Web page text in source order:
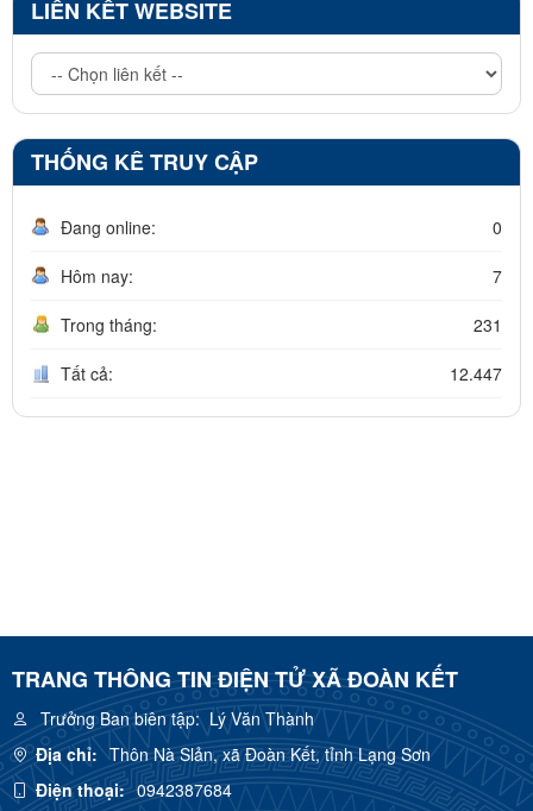
LIÊN KẾT WEBSITE
THỐNG KÊ TRUY CẬP
Đang online: 0
Hôm nay: 7
Trong tháng: 231
Tất cả: 12.447
TRANG THÔNG TIN ĐIỆN TỬ XÃ ĐOÀN KẾT
Trưởng Ban biên tập:Lý Văn Thành
Địa chỉ: Thôn Nà Slản, xã Đoàn Kết, tỉnh Lạng Sơn
Điện thoại: 0942387684